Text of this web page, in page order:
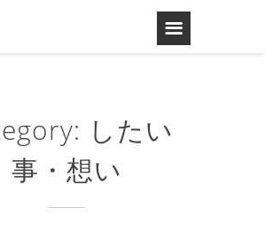
したい
事・想い